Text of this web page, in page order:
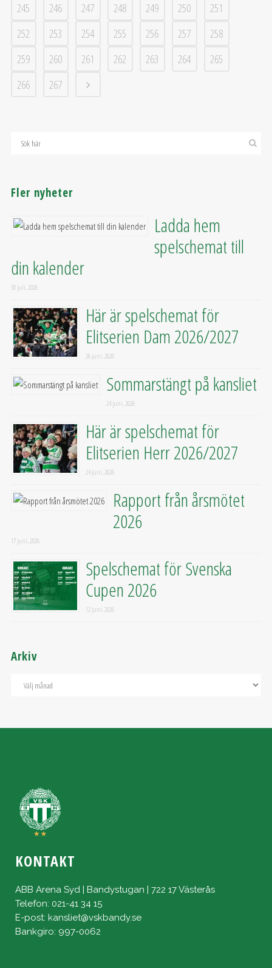
245
246 247 248 249 250
251
252
253 254 255 256 257
258
259
260 261 262 263 264
265
266
267
Fler nyheter
Ladda hem
spelschemat till
din kalender
30 juli, 2026
Här är spelschemat för
Elitserien Dam 2026/2027
26 juni, 2026
Sommarstängt på kansliet
24 juni, 2026
Här är spelschemat för
Elitserien Herr 2026/2027
24 juni, 2026
Rapport från årsmötet
2026
17 juni, 2026
Spelschemat för Svenska
Cupen 2026
12 juni, 2026
Arkiv
KONTAKT
ABB Arena Syd | Bandystugan | 722 17 Västerås
Telefon: 021-41 34 15
E-post: kansliet@vskbandy.se
Bankgiro: 997-0062